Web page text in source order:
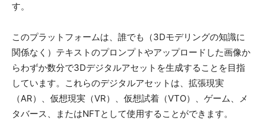
す。
このプラットフォームは、誰でも（3Dモデリングの知識に
関係なく）テキストのプロンプトやアップロードした画像か
らわずか数分で3Dデジタルアセットを生成することを目指
しています。これらのデジタルアセットは、拡張現実
（AR）、仮想現実（VR）、仮想試着（VTO）、ゲーム、メ
タバース、またはNFTとして使用することができます。